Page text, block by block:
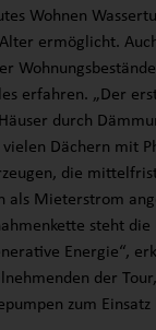
Wohnen
ermöglicht.
erfahren. „Der
durch
Dächern mit
die
als Mieterstrom
steht die
Energie“,
der
zum Einsatz